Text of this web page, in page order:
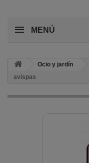
MENÚ
Ocio y jardín
avispas